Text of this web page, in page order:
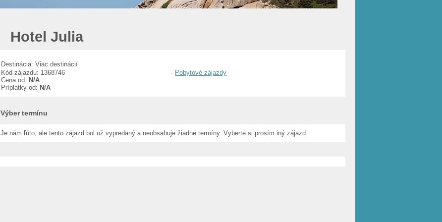
Hotel Julia
Destinácia: Viac destinácií
Kód zájazdu: 1368746
Cena od: N/A
Príplatky od: N/A
- Pobytové zájazdy
Výber termínu
Je nám ľúto, ale tento zájazd bol už vypredaný a neobsahuje žiadne termíny. Vyberte si prosím iný zájazd.